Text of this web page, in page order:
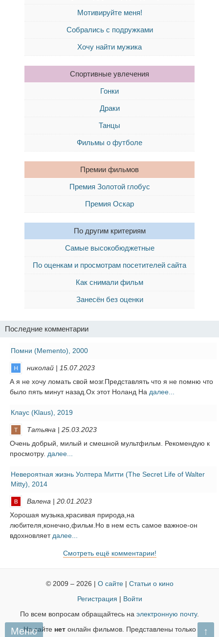
Мотивируйте меня!
Собрались с подружками
Хочу найти мужика
Спортивные увлечения
Гонки
Драки
Танцы
Фильмы о футболе
Премии фильмов
Премия Золотой глобус
Премия Оскар
По другим критериям
Самые высокобюджетные
По оценкам и просмотрам посетителей сайта
Как снимали фильм
Занесён без оценки
Последние комментарии
Помни (Memento), 2000
николай | 15.07.2023
А я не хочу ломать свой мозг.Представлять что я не помню что
было пять минут назад.Ох этот Ноланд На далее...
Клаус (Klaus), 2019
Татьяна | 25.03.2023
Очень добрый, милый и смешной мультфильм. Рекомендую к
просмотру. далее...
Невероятная жизнь Уолтера Митти (The Secret Life of Walter
Mitty), 2014
Валена | 20.01.2023
Хорошая музыка,красивая природа,на
любителя,конечно,фильм.Но в нем есть самое важное-он
вдохновляет далее...
Смотреть ещё комментарии!
© 2009 – 2026 | О сайте| Статьи о кино
Регистрация Войти
По всем вопросам обращайтесь на электронную почту.
На сайте нетонлайн фильмов. Представлены только
Меню ↑